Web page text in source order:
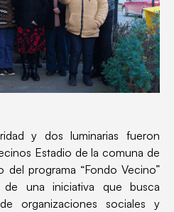
y dos luminarias fueron
Estadio de la comuna de
del programa “Fondo Vecino”
una iniciativa que busca
organizaciones sociales y